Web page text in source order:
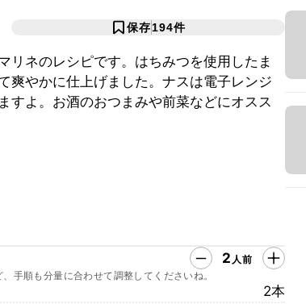
保存194件
リネのレシピです。はちみつを使用したま
爽やかに仕上げました。ナスは電子レンジ
すよ。お酒のおつまみや前菜などにオスス
2 人前
手順も分量に合わせて調整してくださいね。
2本